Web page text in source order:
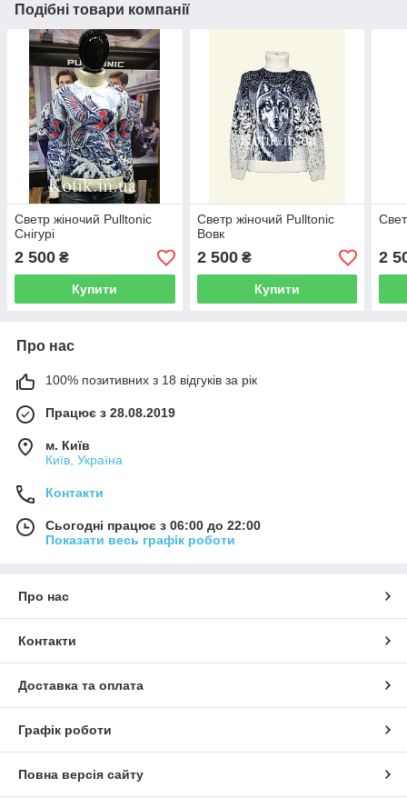
Подібні товари компанії
Светр жіночий Pulltonic
Снігурі
2 500 ₴
Купити
Светр жіночий Pulltonic
Вовк
2 500₴
Купити
2
Про нас
100% позитивних з 18 відгуків за рік
Працює з 28.08.2019
м. Київ
Київ, Україна
Контакти
Сьогодні працює з 06:00 до 22:00
Показати весь графік роботи
Про нас
Контакти
Доставка та оплата
Графік роботи
Повна версія сайту